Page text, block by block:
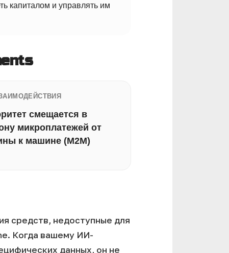
капиталом и управлять им
смещается в
микроплатежей от
к машине (M2M)
средств, недоступные для
Когда вашему ИИ-
данных, он не